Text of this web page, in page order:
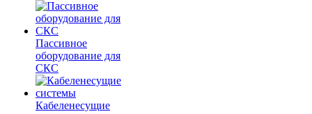
Пассивное
оборудование для
СКС
Кабеленесущие